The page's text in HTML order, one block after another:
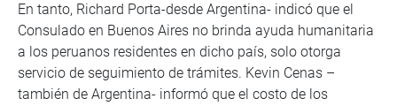
En tanto, Richard Porta-desde Argentina- indicó que el
Consulado en Buenos Aires no brinda ayuda humanitaria
a los peruanos residentes en dicho país, solo otorga
servicio de seguimiento de trámites. Kevin Cenas –
también de Argentina- informó que el costo de los